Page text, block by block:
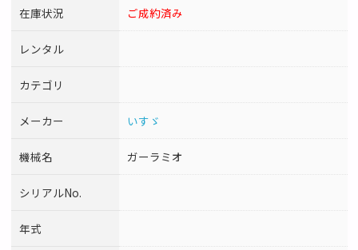
在庫状況 ご成約済み
レンタル
カテゴリ
メーカー いすゞ
機械名 ガーラミオ
シリアルNo.
年式